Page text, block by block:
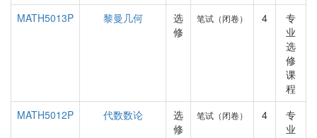
MATH5013P
黎曼几何
选
修
笔试（闭卷） 4
专
业
选
修
课
程
MATH5012P
代数数论
选
修
笔试（闭卷） 4
专
业